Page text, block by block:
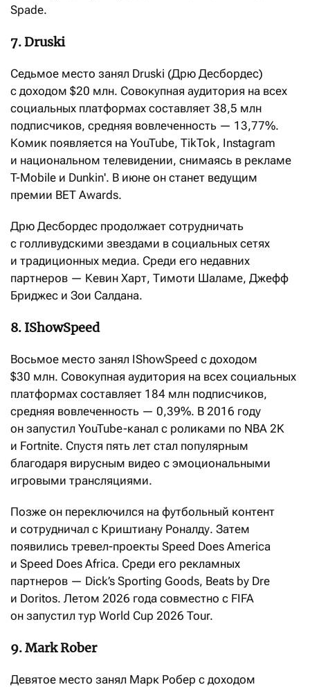
Spade.
7. Druski
Седьмое место занял Druski (Дрю Десбордес)
с доходом $20 млн. Совокупная аудитория на всех
социальных платформах составляет 38,5 млн
подписчиков, средняя вовлеченность — 13,77%.
Комик появляется на YouTube, TikTok, Instagram
и национальном телевидении, снимаясь в рекламе
T-Mobile и Dunkin'. В июне он станет ведущим
премии BET Awards.
Дрю Десбордес продолжает сотрудничать
с голливудскими звездами в социальных сетях
и традиционных медиа. Среди его недавних
партнеров — Кевин Харт, Тимоти Шаламе, Джефф
Бриджес и Зои Салдана.
8. IShowSpeed
Восьмое место занял IShowSpeed с доходом
$30 млн. Совокупная аудитория на всех социальных
платформах составляет 184 млн подписчиков,
средняя вовлеченность — 0,39%. В 2016 году
он запустил YouTube-канал с роликами по NBA 2K
и Fortnite. Спустя пять лет стал популярным
благодаря вирусным видео с эмоциональными
игровыми трансляциями.
Позже он переключился на футбольный контент
и сотрудничал с Криштиану Роналду. Затем
появились тревел-проекты Speed Does America
и Speed Does Africa. Среди его рекламных
партнеров — Dick’s Sporting Goods, Beats by Dre
и Doritos. Летом 2026 года совместно с FIFA
он запустил тур World Cup 2026 Tour.
9. Mark Rober
Девятое место занял Марк Робер с доходом